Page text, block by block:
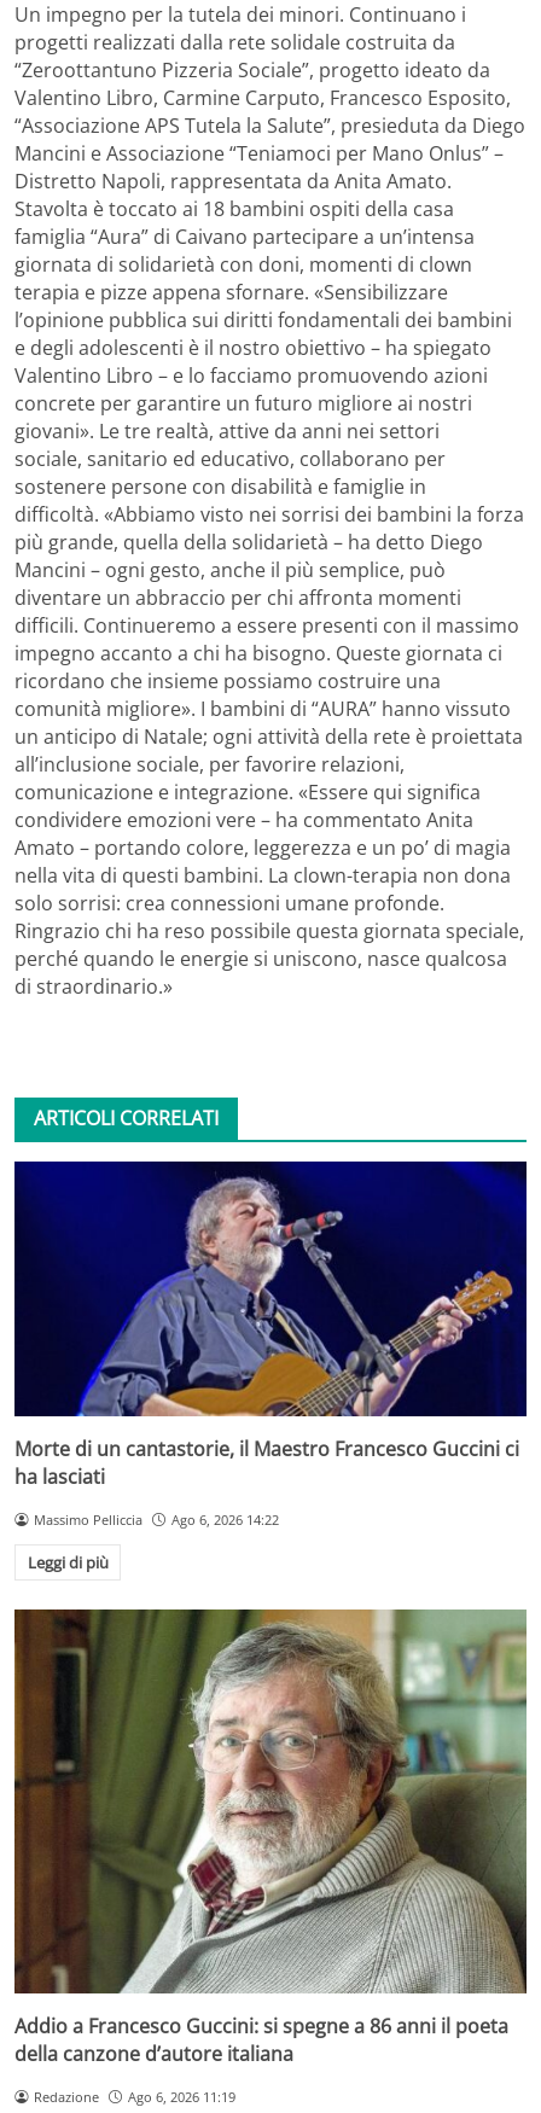
Un impegno per la tutela dei minori. Continuano i
progetti realizzati dalla rete solidale costruita da
“Zeroottantuno Pizzeria Sociale”, progetto ideato da
Valentino Libro, Carmine Carputo, Francesco Esposito,
“Associazione APS Tutela la Salute”, presieduta da Diego
Mancini e Associazione “Teniamoci per Mano Onlus” –
Distretto Napoli, rappresentata da Anita Amato.
Stavolta è toccato ai 18 bambini ospiti della casa
famiglia “Aura” di Caivano partecipare a un’intensa
giornata di solidarietà con doni, momenti di clown
terapia e pizze appena sfornare. «Sensibilizzare
l’opinione pubblica sui diritti fondamentali dei bambini
e degli adolescenti è il nostro obiettivo – ha spiegato
Valentino Libro – e lo facciamo promuovendo azioni
concrete per garantire un futuro migliore ai nostri
giovani». Le tre realtà, attive da anni nei settori
sociale, sanitario ed educativo, collaborano per
sostenere persone con disabilità e famiglie in
difficoltà. «Abbiamo visto nei sorrisi dei bambini la forza
più grande, quella della solidarietà – ha detto Diego
Mancini – ogni gesto, anche il più semplice, può
diventare un abbraccio per chi affronta momenti
difficili. Continueremo a essere presenti con il massimo
impegno accanto a chi ha bisogno. Queste giornata ci
ricordano che insieme possiamo costruire una
comunità migliore». I bambini di “AURA” hanno vissuto
un anticipo di Natale; ogni attività della rete è proiettata
all’inclusione sociale, per favorire relazioni,
comunicazione e integrazione. «Essere qui significa
condividere emozioni vere – ha commentato Anita
Amato – portando colore, leggerezza e un po’ di magia
nella vita di questi bambini. La clown-terapia non dona
solo sorrisi: crea connessioni umane profonde.
Ringrazio chi ha reso possibile questa giornata speciale,
perché quando le energie si uniscono, nasce qualcosa
di straordinario.»
ARTICOLI CORRELATI
Morte di un cantastorie, il Maestro Francesco Guccini ci
ha lasciati
Massimo Pelliccia Ago 6, 2026 14:22
Leggi di più
Addio a Francesco Guccini: si spegne a 86 anni il poeta
della canzone d’autore italiana
Redazione Ago 6, 2026 11:19